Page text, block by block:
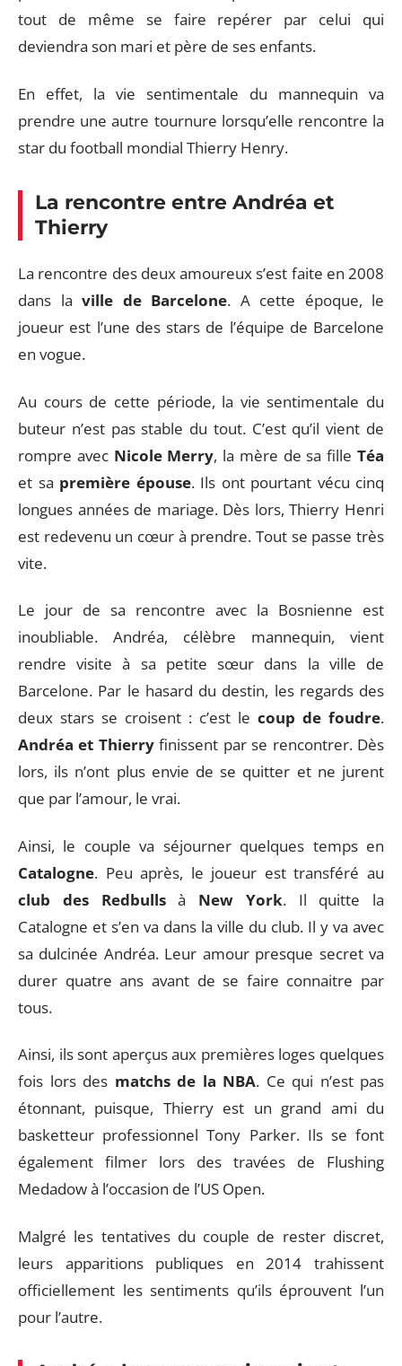
tout de même se faire repérer par celui qui
deviendra son mari et père de ses enfants.
En effet, la vie sentimentale du mannequin va
prendre une autre tournure lorsqu’elle rencontre la
star du football mondial Thierry Henry.
La rencontre entre Andréa et
Thierry
La rencontre des deux amoureux s’est faite en 2008
dans la ville de Barcelone. A cette époque, le
joueur est l’une des stars de l’équipe de Barcelone
en vogue.
Au cours de cette période, la vie sentimentale du
buteur n’est pas stable du tout. C’est qu’il vient de
rompre avec Nicole Merry, la mère de sa filleTéa
et sa première épouse. Ils ont pourtant vécu cinq
longues années de mariage. Dès lors, Thierry Henri
est redevenu un cœur à prendre. Tout se passe très
vite.
Le jour de sa rencontre avec la Bosnienne est
inoubliable. Andréa, célèbre mannequin, vient
rendre visite à sa petite sœur dans la ville de
Barcelone. Par le hasard du destin, les regards des
deux stars se croisent : c’est le coup de foudre.
Andréa et Thierryfinissent par se rencontrer. Dès
lors, ils n’ont plus envie de se quitter et ne jurent
que par l’amour, le vrai.
Ainsi, le couple va séjourner quelques temps en
Catalogne. Peu après, le joueur est transféré au
club des Redbullsà New York. Il quitte la
Catalogne et s’en va dans la ville du club. Il y va avec
sa dulcinée Andréa. Leur amour presque secret va
durer quatre ans avant de se faire connaitre par
tous.
Ainsi, ils sont aperçus aux premières loges quelques
fois lors des matchs de la NBA. Ce qui n’est pas
étonnant, puisque, Thierry est un grand ami du
basketteur professionnel Tony Parker. Ils se font
également filmer lors des travées de Flushing
Medadow à l’occasion de l’US Open.
Malgré les tentatives du couple de rester discret,
leurs apparitions publiques en 2014 trahissent
officiellement les sentiments qu’ils éprouvent l’un
pour l’autre.